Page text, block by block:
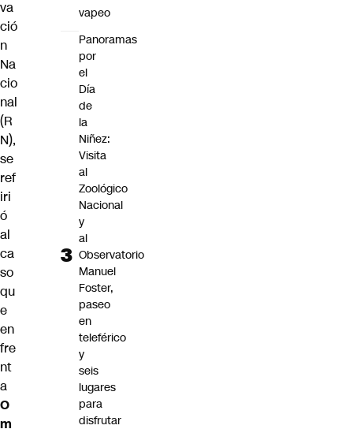
va
ció
n
Na
cio
nal
(R
N),
se
ref
iri
ó
al
ca
so
qu
e
en
fre
nt
a
O
m
vapeo
Panoramas
por
el
Día
de
la
Niñez:
Visita
al
Zoológico
Nacional
y
al
Observatorio
Manuel
Foster,
paseo
en
teleférico
y
seis
lugares
para
disfrutar